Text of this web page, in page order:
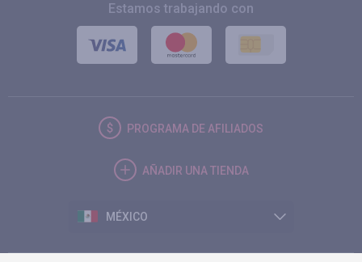
Estamos trabajando con
PROGRAMA DE AFILIADOS
AÑADIR UNA TIENDA
MÉXICO